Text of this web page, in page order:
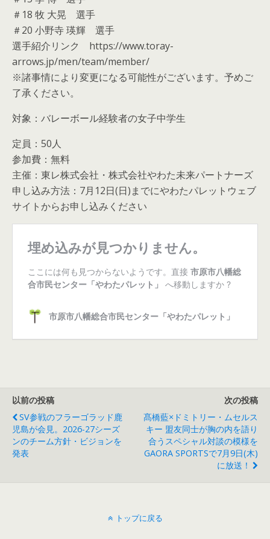
＃18 牧 大晃 選手
＃20 小野寺 瑛輝 選手
選手紹介リンク https://www.toray-
arrows.jp/men/team/member/
※諸事情により変更になる可能性がございます。予めご
了承ください。
対象：バレーボール経験者の女子中学生
定員：50人
参加費：無料
主催：東レ株式会社・株式会社やわた未来パートナーズ
申し込み方法：7月12日(日)までにやわたパレットウェブ
サイトからお申し込みください
以前の投稿
SV参戦のフラーゴラッド鹿
児島が会見。2026-27シーズ
ンのチーム方針・ビジョンを
発表
次の投稿
髙橋藍×ドミトリー・ムセルス
キー 盟友同士が胸の内を語り
合うスペシャル対談の模様を
GAORA SPORTSで7月9日(木)
に放送！
トップに戻る